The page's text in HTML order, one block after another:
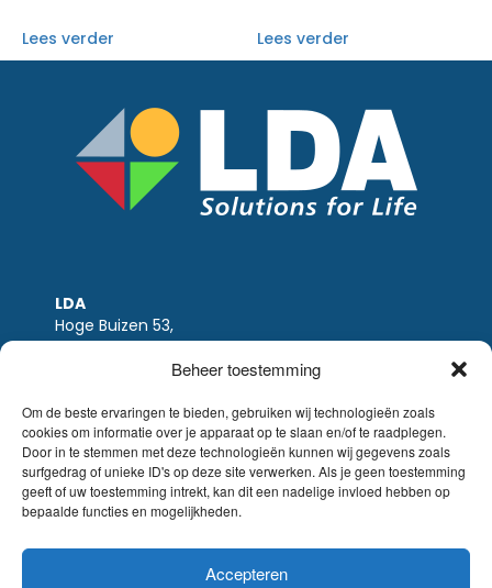
Beheer toestemming
Om de beste ervaringen te bieden, gebruiken wij technologieën zoals
cookies om informatie over je apparaat op te slaan en/of te raadplegen.
Door in te stemmen met deze technologieën kunnen wij gegevens zoals
surfgedrag of unieke ID's op deze site verwerken. Als je geen toestemming
geeft of uw toestemming intrekt, kan dit een nadelige invloed hebben op
bepaalde functies en mogelijkheden.
Accepteren
Lees verder Lees verder
LDA
Hoge Buizen 53,
1980 EPPEGEM
Tel +32 (0)2-266.13.13
LDA@LDA.be
BTW: BE0405.895.609
IBAN: KBC / BE51 7340 2410 9862
BIC: KBC / KREDBEBB
Wettelijke-disclaimer
verkoopsvoorwaarden